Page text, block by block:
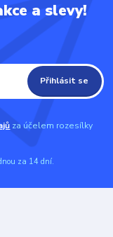
a slevy!
Přihlásit se
za účelem rozesílky
za 14 dní.